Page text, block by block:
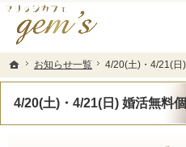
ホーム
お知らせ一覧 4/20(土)・4/21(日
4/20(土)・4/21(日) 婚活無料
長崎県の婚活なら結婚相談所のマリッジカ
長崎県長崎市の結婚相談所マリッジカフェ
ホーム
お知らせ一覧 4/20(土)・4/21(日